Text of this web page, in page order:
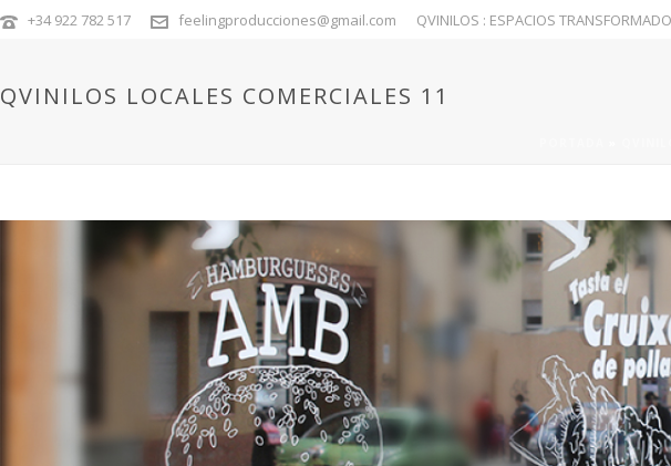
+34 922 782 517 feelingproducciones@gmail.com QVINILOS : ESPACIOS
QVINILOS LOCALES COMERCIALES 11